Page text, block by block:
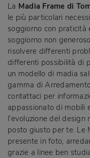
La Madia Frame di
le più particolari
soggiorno con praticità
soggiorno non
risolvere differenti
differenti possibilità di
un modello di madia
gamma di
contattaci per
appassionato di mobili
l'evoluzione del design
posto giusto per te. Le
presente in foto,
grazie a linee ben